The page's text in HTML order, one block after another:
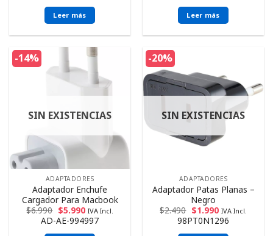
Leer más Leer más
-14%
SIN EXISTENCIAS
ADAPTADORES
Adaptador Enchufe
Cargador Para Macbook
$6.990 $5.990 IVA Incl.
AD-AE-994997
-20%
SIN EXISTENCIAS
ADAPTADORES
Adaptador Patas Planas –
Negro
$2.490 $1.990 IVA Incl.
98PT0N1296